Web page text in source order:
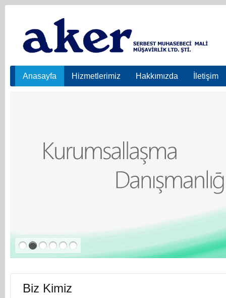
Anasayfa Hizmetlerimiz Hakkımızda İletişim
Biz Kimiz